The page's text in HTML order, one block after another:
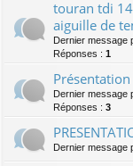
touran tdi
aiguille de
Dernier message
Réponses : 1
Dernier message
Réponses : 3
Dernier message